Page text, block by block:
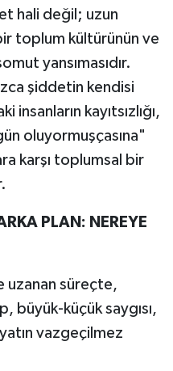
hali değil; uzun
toplum kültürünün ve
yansımasıdır.
şiddetin kendisi
kayıtsızlığı,
oluyormuşçasına"
karşı toplumsal bir
PLAN: NEREYE
uzanan süreçte,
büyük-küçük saygısı,
vazgeçilmez